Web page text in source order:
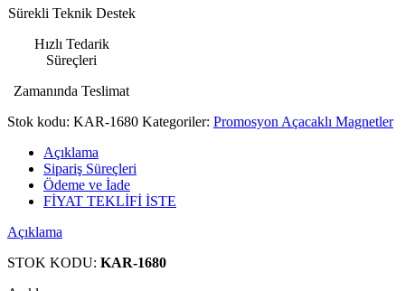
Sürekli Teknik Destek
Hızlı Tedarik
Süreçleri
Zamanında Teslimat
Stok kodu: KAR-1680 Kategoriler: Promosyon Açacaklı Magnetler
Açıklama
Sipariş Süreçleri
Ödeme ve İade
FİYAT TEKLİFİ İSTE
Açıklama
STOK KODU: KAR-1680